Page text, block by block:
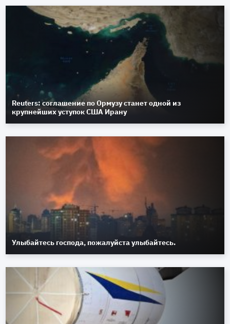
Reuters: соглашение по Ормузу станет одной из
крупнейших уступок США Ирану
Улыбайтесь господа, пожалуйста улыбайтесь.